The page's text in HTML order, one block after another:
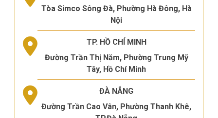
Tòa Simco Sông Đà, Phường Hà Đông, Hà
Nội
TP. HỒ CHÍ MINH
Đường Trần Thị Năm, Phường Trung Mỹ
Tây, Hồ Chí Minh
ĐÀ NẴNG
Đường Trần Cao Vân, Phường Thanh Khê,